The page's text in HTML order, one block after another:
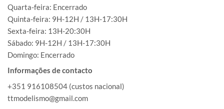
Quarta-feira: Encerrado
Quinta-feira: 9H-12H / 13H-17:30H
Sexta-feira: 13H-20:30H
Sábado: 9H-12H / 13H-17:30H
Domingo: Encerrado
Informações de contacto
+351 916108504 (custos nacional)
ttmodelismo@gmail.com